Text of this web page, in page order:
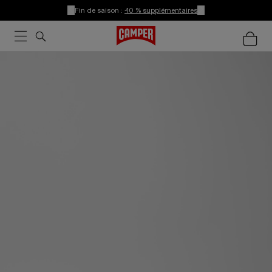
Fin de saison : -10 % supplémentaires